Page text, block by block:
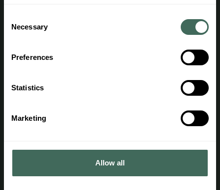
Selection
Necessary
Preferences
Statistics
Marketing
Allow all
Avís legal
Politique de cookies
902 04 22 02